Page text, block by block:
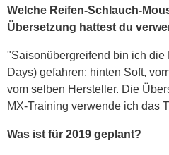
Welche Reifen-Schlauch-
Übersetzung hattest du
"Saisonübergreifend bin ich die
Days) gefahren: hinten Soft,
vom selben Hersteller. Die
MX-Training verwende ich das
Was ist für 2019 geplant?